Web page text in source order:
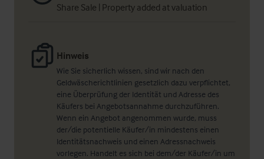
Share Sale | Property added at valuation
Hinweis
Wie Sie sicherlich wissen, sind wir nach den
Geldwäscherichtlinien gesetzlich dazu verpflichtet,
eine Überprüfung der Identität und Adresse des
Käufers bei Angebotsannahme durchzuführen.
Wenn ein Angebot angenommen wurde, muss
der/die potentielle Käufer/in mindestens einen
Identitätsnachweis und einen Adressnachweis
vorlegen. Handelt es sich bei dem/der Käufer/in um